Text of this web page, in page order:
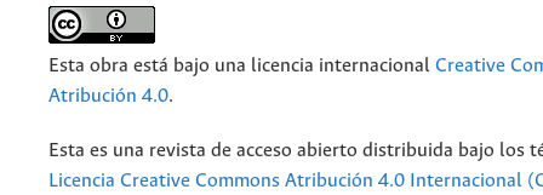
Esta obra está bajo una licencia internacional Creative
Atribución 4.0.
Esta es una revista de acceso abierto distribuida bajo los
Licencia Creative Commons Atribución 4.0 Internacional